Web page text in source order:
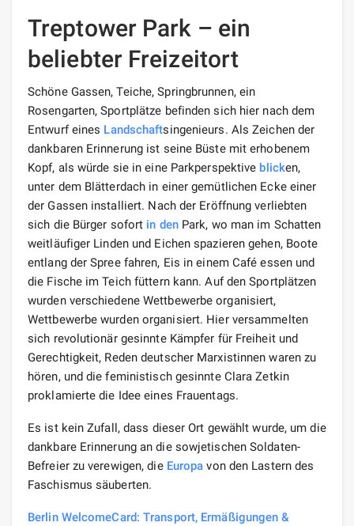
Treptower Park – ein
beliebter Freizeitort
Schöne Gassen, Teiche, Springbrunnen, ein
Rosengarten, Sportplätze befinden sich hier nach dem
Entwurf eines Landschaftsingenieurs. Als Zeichen der
dankbaren Erinnerung ist seine Büste mit erhobenem
Kopf, als würde sie in eine Parkperspektive blicken,
unter dem Blätterdach in einer gemütlichen Ecke einer
der Gassen installiert. Nach der Eröffnung verliebten
sich die Bürger sofort in denPark, wo man im Schatten
weitläufiger Linden und Eichen spazieren gehen, Boote
entlang der Spree fahren, Eis in einem Café essen und
die Fische im Teich füttern kann. Auf den Sportplätzen
wurden verschiedene Wettbewerbe organisiert,
Wettbewerbe wurden organisiert. Hier versammelten
sich revolutionär gesinnte Kämpfer für Freiheit und
Gerechtigkeit, Reden deutscher Marxistinnen waren zu
hören, und die feministisch gesinnte Clara Zetkin
proklamierte die Idee eines Frauentags.
Es ist kein Zufall, dass dieser Ort gewählt wurde, um die
dankbare Erinnerung an die sowjetischen Soldaten-
Befreier zu verewigen, die Europa von den Lastern des
Faschismus säuberten.
Berlin WelcomeCard: Transport, Ermäßigungen &